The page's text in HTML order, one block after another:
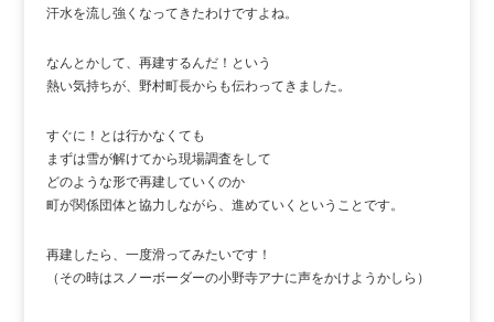
汗水を流し強くなってきたわけですよね。
なんとかして、再建するんだ！という
熱い気持ちが、野村町長からも伝わってきました。
すぐに！とは行かなくても
まずは雪が解けてから現場調査をして
どのような形で再建していくのか
町が関係団体と協力しながら、進めていくということです。
再建したら、一度滑ってみたいです！
（その時はスノーボーダーの小野寺アナに声をかけようかしら）